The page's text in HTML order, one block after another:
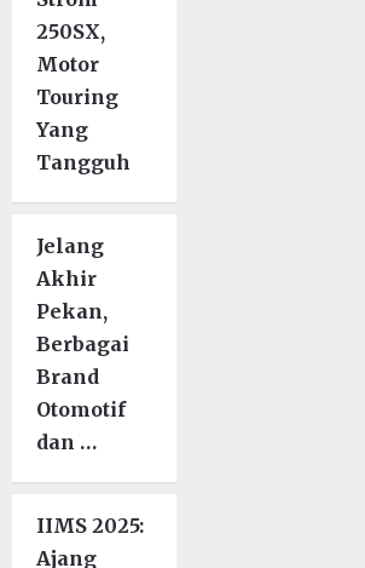
250SX,
Motor
Touring
Yang
Tangguh
Jelang
Akhir
Pekan,
Berbagai
Brand
Otomotif
dan …
IIMS 2025:
Ajang